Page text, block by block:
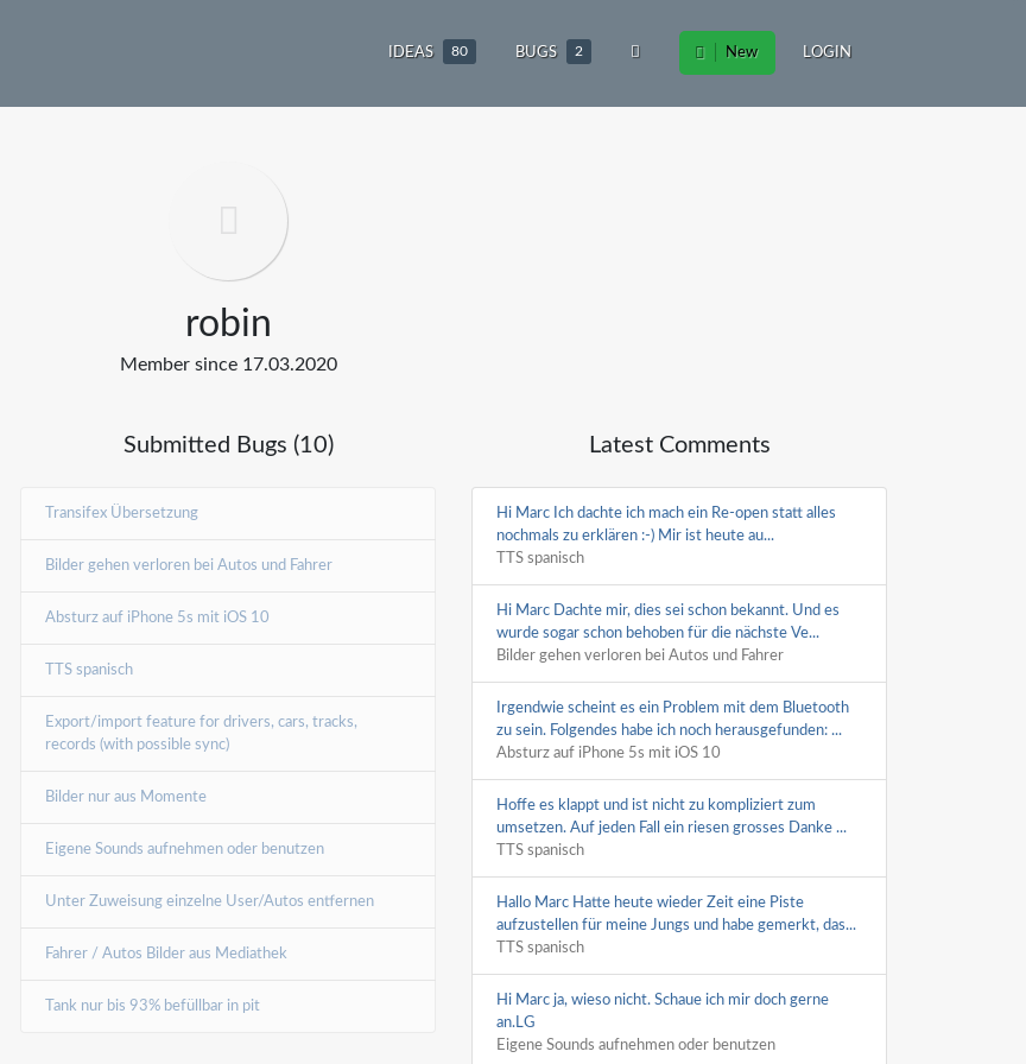
IDEAS 80 BUGS 2 New LOGIN
robin
Member since 17.03.2020
Submitted Bugs (10)
Transifex Übersetzung
Bilder gehen verloren bei Autos und Fahrer
Absturz auf iPhone 5s mit iOS 10
TTS spanisch
Export/import feature for drivers, cars, tracks,
records (with possible sync)
Bilder nur aus Momente
Eigene Sounds aufnehmen oder benutzen
Unter Zuweisung einzelne User/Autos entfernen
Fahrer / Autos Bilder aus Mediathek
Tank nur bis 93% befüllbar in pit
Latest Comments
Hi Marc Ich dachte ich mach ein Re-open statt alles
nochmals zu erklären :-) Mir ist heute au...
TTS spanisch
Hi Marc Dachte mir, dies sei schon bekannt. Und es
wurde sogar schon behoben für die nächste Ve...
Bilder gehen verloren bei Autos und Fahrer
Irgendwie scheint es ein Problem mit dem Bluetooth
zu sein. Folgendes habe ich noch herausgefunden: ...
Absturz auf iPhone 5s mit iOS 10
Hoffe es klappt und ist nicht zu kompliziert zum
umsetzen. Auf jeden Fall ein riesen grosses Danke ...
TTS spanisch
Hallo Marc Hatte heute wieder Zeit eine Piste
aufzustellen für meine Jungs und habe gemerkt, das...
TTS spanisch
Hi Marc ja, wieso nicht. Schaue ich mir doch gerne
an.LG
Eigene Sounds aufnehmen oder benutzen